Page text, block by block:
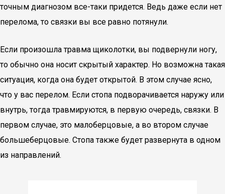
точным диагнозом все-таки придется. Ведь даже если нет
перелома, то связки вы все равно потянули.
Если произошла травма щиколотки, вы подвернули ногу,
то обычно она носит скрытый характер. Но возможна такая
ситуация, когда она будет открытой. В этом случае ясно,
что у вас перелом. Если стопа подворачивается наружу или
внутрь, тогда травмируются, в первую очередь, связки. В
первом случае, это малоберцовые, а во втором случае
большеберцовые. Стопа также будет развернута в одном
из направлений.